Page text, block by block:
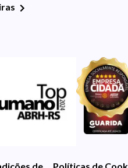
de UsoPolíticas de